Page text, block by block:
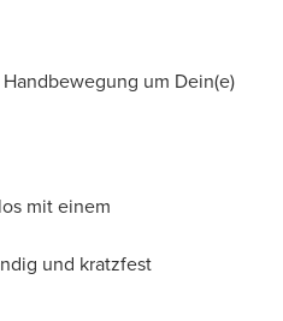
um Dein(e)
mit einem
und kratzfest